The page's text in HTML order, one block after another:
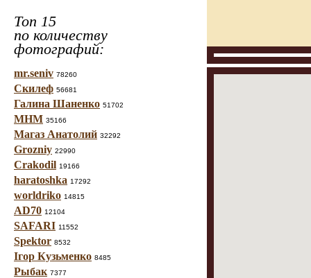
Топ 15
по количеству
фотографий:
mr.seniv 78260
Скилеф 56681
Галина Шаненко 51702
МНМ 35166
Магаз Анатолий 32292
Grozniy 22990
Crakodil 19166
haratoshka 17292
worldriko 14815
AD70 12104
SAFARI 11552
Spektor 8532
Ігор Кузьменко 8485
Рыбак 7377